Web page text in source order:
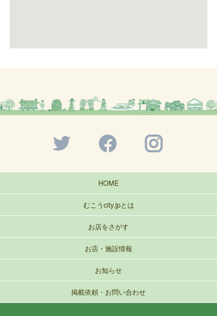
HOME
むこうcity.jpとは
お店をさがす
お店・施設情報
お知らせ
掲載依頼・お問い合わせ